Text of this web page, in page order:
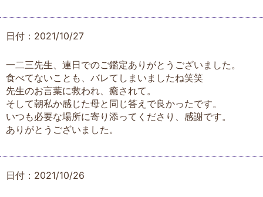
日付：2021/10/27
一二三先生、連日でのご鑑定ありがとうございました。
食べてないことも、バレてしまいましたね笑笑
先生のお言葉に救われ、癒されて。
そして朝私か感じた母と同じ答えで良かったです。
いつも必要な場所に寄り添ってくださり、感謝です。
ありがとうございました。
日付：2021/10/26